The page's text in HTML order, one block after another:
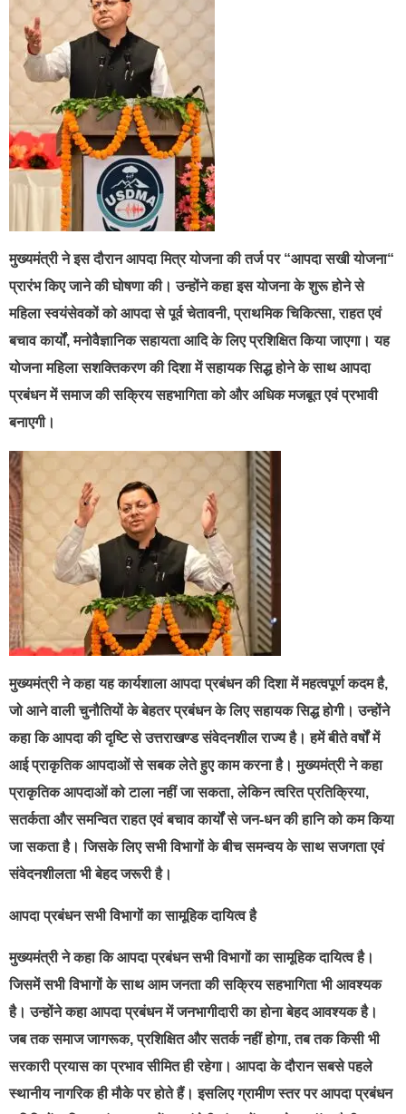
मुख्यमंत्री ने इस दौरान आपदा मित्र योजना की तर्ज पर “आपदा सखी योजना“
प्रारंभ किए जाने की घोषणा की। उन्होंने कहा इस योजना के शुरू होने से
महिला स्वयंसेवकों को आपदा से पूर्व चेतावनी, प्राथमिक चिकित्सा, राहत एवं
बचाव कार्यों, मनोवैज्ञानिक सहायता आदि के लिए प्रशिक्षित किया जाएगा। यह
योजना महिला सशक्तिकरण की दिशा में सहायक सिद्ध होने के साथ आपदा
प्रबंधन में समाज की सक्रिय सहभागिता को और अधिक मजबूत एवं प्रभावी
बनाएगी।
मुख्यमंत्री ने कहा यह कार्यशाला आपदा प्रबंधन की दिशा में महत्वपूर्ण कदम है,
जो आने वाली चुनौतियों के बेहतर प्रबंधन के लिए सहायक सिद्ध होगी। उन्होंने
कहा कि आपदा की दृष्टि से उत्तराखण्ड संवेदनशील राज्य है। हमें बीते वर्षों में
आई प्राकृतिक आपदाओं से सबक लेते हुए काम करना है। मुख्यमंत्री ने कहा
प्राकृतिक आपदाओं को टाला नहीं जा सकता, लेकिन त्वरित प्रतिक्रिया,
सतर्कता और समन्वित राहत एवं बचाव कार्यों से जन-धन की हानि को कम किया
जा सकता है। जिसके लिए सभी विभागों के बीच समन्वय के साथ सजगता एवं
संवेदनशीलता भी बेहद जरूरी है।
आपदा प्रबंधन सभी विभागों का सामूहिक दायित्व है
मुख्यमंत्री ने कहा कि आपदा प्रबंधन सभी विभागों का सामूहिक दायित्व है।
जिसमें सभी विभागों के साथ आम जनता की सक्रिय सहभागिता भी आवश्यक
है। उन्होंने कहा आपदा प्रबंधन में जनभागीदारी का होना बेहद आवश्यक है।
जब तक समाज जागरूक, प्रशिक्षित और सतर्क नहीं होगा, तब तक किसी भी
सरकारी प्रयास का प्रभाव सीमित ही रहेगा। आपदा के दौरान सबसे पहले
स्थानीय नागरिक ही मौके पर होते हैं। इसलिए ग्रामीण स्तर पर आपदा प्रबंधन